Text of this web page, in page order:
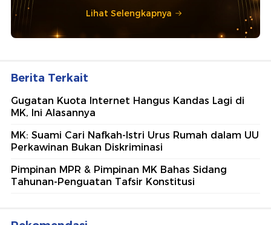
Lihat Selengkapnya
Berita Terkait
Gugatan Kuota Internet Hangus Kandas Lagi di
MK, Ini Alasannya
MK: Suami Cari Nafkah-Istri Urus Rumah dalam UU
Perkawinan Bukan Diskriminasi
Pimpinan MPR & Pimpinan MK Bahas Sidang
Tahunan-Penguatan Tafsir Konstitusi